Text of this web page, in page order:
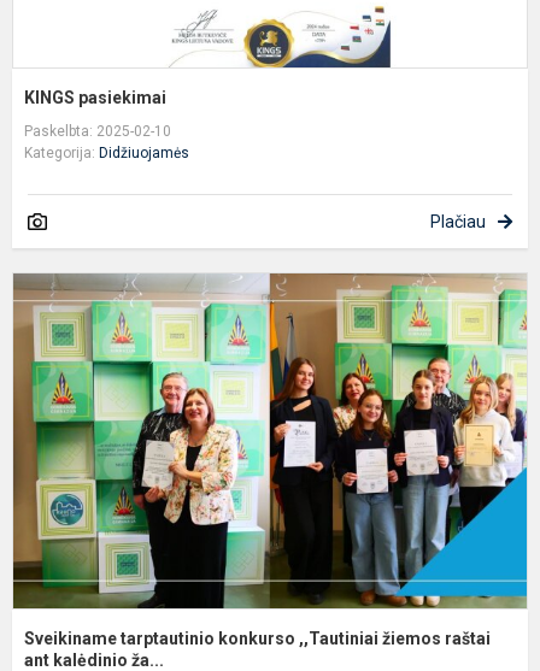
KINGS pasiekimai
Paskelbta: 2025-02-10
Kategorija: Didžiuojamės
Plačiau
Sveikiname tarptautinio konkurso ,,Tautiniai žiemos raštai
ant kalėdinio ža...